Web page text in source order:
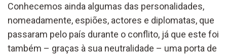
Conhecemos ainda algumas das personalidades,
nomeadamente, espiões, actores e diplomatas, que
passaram pelo país durante o conflito, já que este foi
também – graças à sua neutralidade – uma porta de